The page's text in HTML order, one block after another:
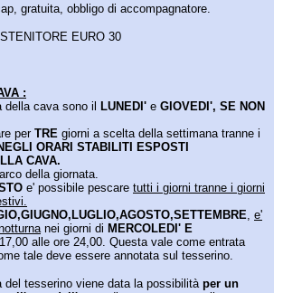
gratuita, obbligo di accompagnatore.
EURO 30
:
della cava sono il LUNEDI' e GIOVEDI', SE NON
per TRE giorni a scelta della settimana tranne i
ORARI STABILITI ESPOSTI
CAVA.
della giornata.
e' possibile pescare tutti i giorni tranne i giorni
, e'
nei giorni di MERCOLEDI' E
alle ore 24,00. Questa vale come entrata
tale deve essere annotata sul tesserino.
del tesserino viene data la possibilità per un